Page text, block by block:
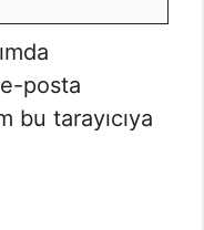
e-posta
bu tarayıcıya